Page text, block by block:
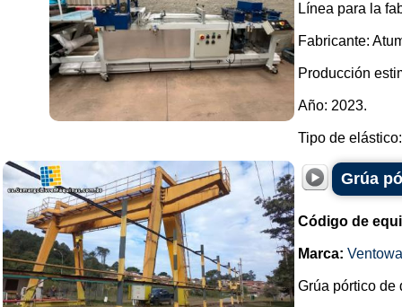
Línea para la
Fabricante:
Producción
Año: 2023.
Tipo de
Grúa
Código de
Marca:
Grúa pórtico de